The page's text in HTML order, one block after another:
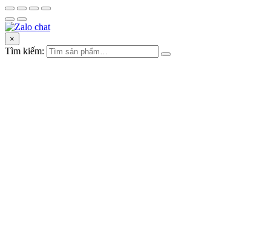
×
Tìm kiếm: